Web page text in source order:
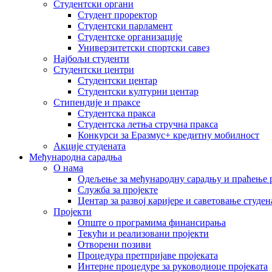
Студентски органи
Студент проректор
Студентски парламент
Студентске организације
Универзитетски спортски савез
Најбољи студенти
Студентски центри
Студентски центар
Студентски културни центар
Стипендије и праксе
Студентска пракса
Студентска летња стручна пракса
Конкурси за Еразмус+ кредитну мобилност
Акције студената
Међународна сарадња
О нама
Одељење за међународну сарадњу и праћење
Служба за пројекте
Центар за развој каријере и саветовање
Пројекти
Опште о програмима финансирања
Текући и реализовани пројекти
Отворени позиви
Процедура претпријаве пројеката
Интерне процедуре за руководиоце пројеката